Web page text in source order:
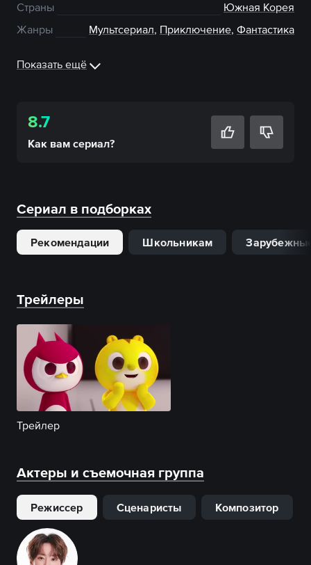
Страны
Южная Корея
Жанры
Мультсериал, Приключение, Фантастика
Показать ещё
8.7
Как вам сериал?
Сериал в подборках
Рекомендации Школьникам
Трейлеры
Трейлер
Актеры и съемочная группа
Режиссер Сценаристы Композитор